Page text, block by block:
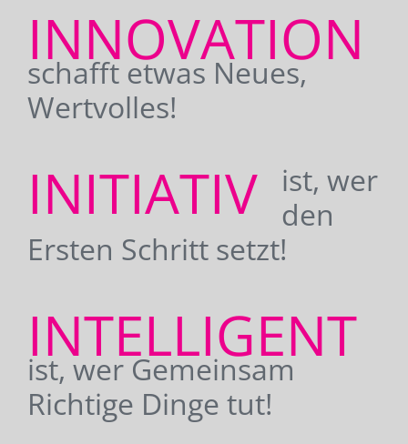
INNOVATION
schafft etwas Neues,
Wertvolles!
INITIATIV
ist, wer
den
Ersten Schritt setzt!
INTELLIGENT
ist, wer Gemeinsam
Richtige Dinge tut!